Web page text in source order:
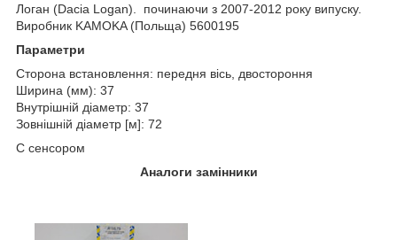
Логан (Dacia Logan). починаючи з 2007-2012 року випуску.
Виробник KAMOKA (Польща) 5600195
Параметри
Сторона встановлення: передня вісь, двостороння
Ширина (мм): 37
Внутрішній діаметр: 37
Зовнішній діаметр [м]: 72
C сенсором
Аналоги замінники